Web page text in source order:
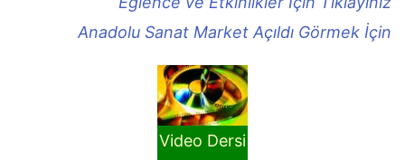
Anadolu Sanat Market Açıldı Görmek İçin
Video Dersi